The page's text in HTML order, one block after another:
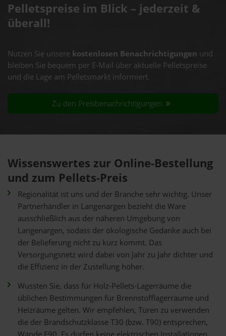
Pelletspreise im Blick – jederzeit &
überall!
Nutzen Sie unsere kostenlosen Benachrichtigungen und
bleiben Sie bequem per E-Mail über aktuelle Pelletspreise
und die Lage am Pelletsmarkt informiert.
Zu den Preisbenachrichtigungen
Wissenswertes zur Online-Bestellung
und zum Pellets-Preis
Regionalität ist uns und der Branche sehr wichtig. Unser
Partnerhändler in Langenargen bezieht die Ware
ausschließlich aus der näheren Umgebung von
Langenargen, sodass der ökologische Gedanke auch bei
der Belieferung nicht zu kurz kommt. Das
Versorgungsnetz wird dabei von Jahr zu Jahr dichter und
die Effizienz in der Zustellung höher.
Wussten Sie, dass für Holz-Pellets-Lagerräume die
üblichen Bestimmungen für Brennstofflagerräume und
Heizräume gelten. Wir empfehlen, Türen zu verwenden
die der Brandschutzklasse T30 (bzw. T90) entsprechen,